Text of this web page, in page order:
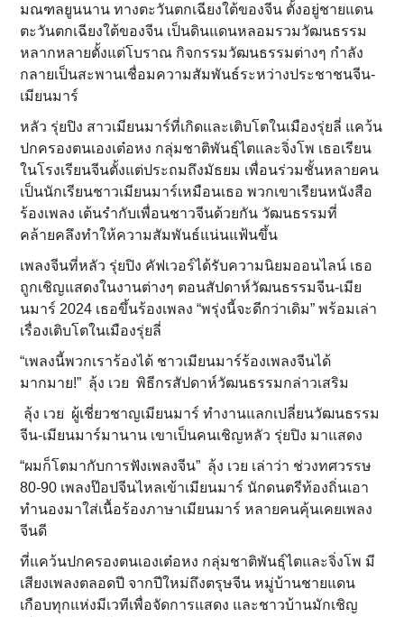
มณฑลยูนนาน ทางตะวันตกเฉียงใต้ของจีน ตั้งอยู่ชายแดน
ตะวันตกเฉียงใต้ของจีน เป็นดินแดนหลอมรวมวัฒนธรรม
หลากหลายตั้งแต่โบราณ กิจกรรมวัฒนธรรมต่างๆ กำลัง
กลายเป็นสะพานเชื่อมความสัมพันธ์ระหว่างประชาชนจีน-
เมียนมาร์
หลัว รุ่ยปิง สาวเมียนมาร์ที่เกิดและเติบโตในเมืองรุ่ยลี่ แคว้น
ปกครองตนเองเต๋อหง กลุ่มชาติพันธุ์ไตและจิ่งโพ เธอเรียน
ในโรงเรียนจีนตั้งแต่ประถมถึงมัธยม เพื่อนร่วมชั้นหลายคน
เป็นนักเรียนชาวเมียนมาร์เหมือนเธอ พวกเขาเรียนหนังสือ
ร้องเพลง เต้นรำกับเพื่อนชาวจีนด้วยกัน วัฒนธรรมที่
คล้ายคลึงทำให้ความสัมพันธ์แน่นแฟ้นขึ้น
เพลงจีนที่หลัว รุ่ยปิง คัฟเวอร์ได้รับความนิยมออนไลน์ เธอ
ถูกเชิญแสดงในงานต่างๆ ตอนสัปดาห์วัฒนธรรมจีน-เมีย
นมาร์ 2024 เธอขึ้นร้องเพลง “พรุ่งนี้จะดีกว่าเดิม” พร้อมเล่า
เรื่องเติบโตในเมืองรุ่ยลี่
“เพลงนี้พวกเราร้องได้ ชาวเมียนมาร์ร้องเพลงจีนได้
มากมาย!” ลุ้ง เวย พิธีกรสัปดาห์วัฒนธรรมกล่าวเสริม
ลุ้ง เวย ผู้เชี่ยวชาญเมียนมาร์ ทำงานแลกเปลี่ยนวัฒนธรรม
จีน-เมียนมาร์มานาน เขาเป็นคนเชิญหลัว รุ่ยปิง มาแสดง
“ผมก็โตมากับการฟังเพลงจีน” ลุ้ง เวย เล่าว่า ช่วงทศวรรษ
80-90 เพลงป๊อปจีนไหลเข้าเมียนมาร์ นักดนตรีท้องถิ่นเอา
ทำนองมาใส่เนื้อร้องภาษาเมียนมาร์ หลายคนคุ้นเคยเพลง
จีนดี
ที่แคว้นปกครองตนเองเต๋อหง กลุ่มชาติพันธุ์ไตและจิ่งโพ มี
เสียงเพลงตลอดปี จากปีใหม่ถึงตรุษจีน หมู่บ้านชายแดน
เกือบทุกแห่งมีเวทีเพื่อจัดการแสดง และชาวบ้านมักเชิญ